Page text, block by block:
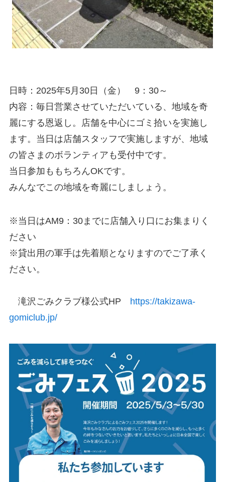
日時：2025年5月30日（金） 9：30～
内容：毎日営業させていただいている、地域を奇
麗にする恩返し。店舗を中心にゴミ拾いを実施し
ます。当日は店舗スタッフで実施しますが、地域
の皆さまのボランティアも受付中です。
当日参加ももちろんOKです。
みんなでこの地域を奇麗にしましょう。
※当日はAM9：30までに店舗入り口にお集まりく
ださい
※貸出用の軍手は先着順となりますのでご了承く
ださい。
滝沢ごみクラブ様公式HP
https://takizawa-
gomiclub.jp/